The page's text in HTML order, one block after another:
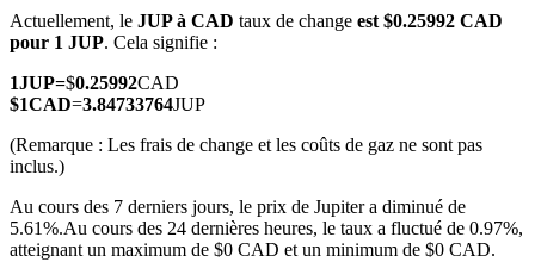
TradFi
Produits dérivés sur actions, forex, métaux précieux et matières
premières
Actuellement, le JUP à CAD taux de change est $0.25992 CAD
pour 1 JUP. Cela signifie :
1JUP=$0.25992CAD
$1CAD=3.84733764JUP
(Remarque : Les frais de change et les coûts de gaz ne sont pas
inclus.)
Au cours des 7 derniers jours, le prix de Jupiter a diminué de
5.61%.Au cours des 24 dernières heures, le taux a fluctué de 0.97%,
atteignant un maximum de $0 CAD et un minimum de $0 CAD.